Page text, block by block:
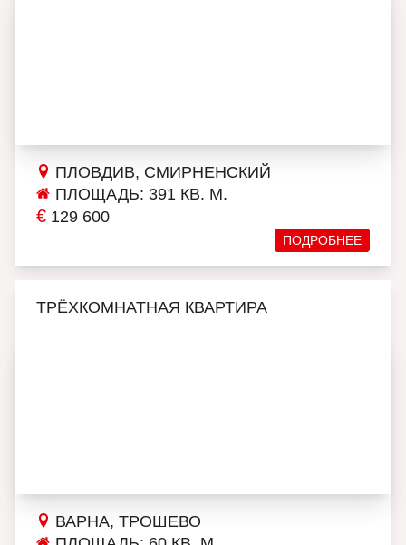
ПЛОВДИВ, СМИРНЕНСКИЙ
ПЛОЩАДЬ: 391 КВ. М.
€ 129 600
ПОДРОБНЕЕ
ТРЁХКОМНАТНАЯ КВАРТИРА
ВАРНА, ТРОШЕВО